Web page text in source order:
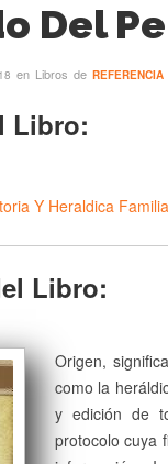
Del
en Libros de REFERENCIA
Libro:
Y Heraldica
Libro:
Origen,
como la
y edición de
protocolo cuya